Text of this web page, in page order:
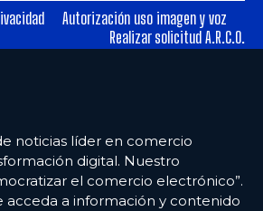
Autorización uso imagen y voz
Realizar solicitud A.R.C.O.
noticias líder en comercio
digital. Nuestro
el comercio electrónico”.
acceda a información y contenido